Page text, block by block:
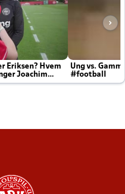
Eriksen? Hvem
Joachim
Ung vs.
#football